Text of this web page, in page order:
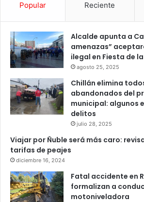
Popular Reciente
Alcalde apunta a
amenazas”
ilegal en Fiesta de
agosto 25, 2025
Chillán elimina
abandonados del
municipal: algunos
delitos
julio 28, 2025
Viajar por Ñuble será más caro:
tarifas de peajes
diciembre 16, 2024
Fatal accidente en
formalizan a
motoniveladora